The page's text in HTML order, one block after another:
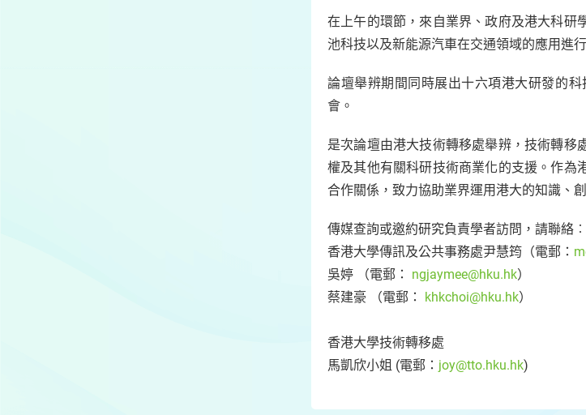
在上午的環節，來自業界、政府及港大科研
池科技以及新能源汽車在交通領域的應用進
論壇舉辨期間同時展出十六項港大研發的
會。
是次論壇由港大技術轉移處舉辨，技術轉移
權及其他有關科研技術商業化的支援。作為
合作關係，致力協助業界運用港大的知識、
傳媒查詢或邀約研究負責學者訪問，請聯絡︰
香港大學傳訊及公共事務處尹慧筠（電郵：
吳婷 （電郵： ngjaymee@hku.hk）
蔡建豪 （電郵： khkchoi@hku.hk）
香港大學技術轉移處
馬凱欣小姐 (電郵： joy@tto.hku.hk)